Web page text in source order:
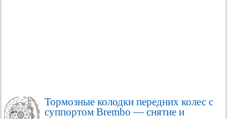
Тормозные колодки передних колес с
суппортом Brembo — снятие и